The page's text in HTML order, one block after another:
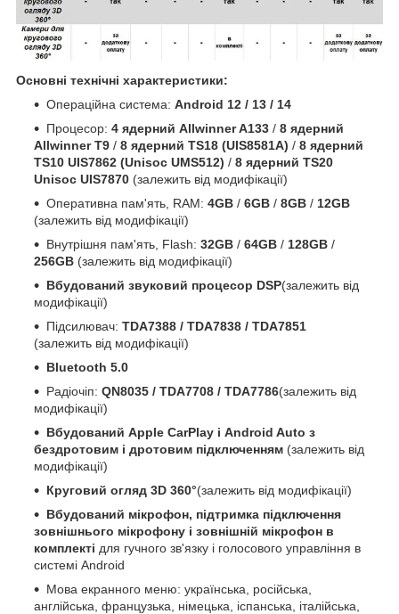
Основні технічні характеристики:
Операційна система: Android 12 / 13 / 14
Процесор: 4 ядерний Allwinner A133 / 8 ядерний
Allwinner T9 / 8 ядерний TS18 (UIS8581A) / 8 ядерний
TS10 UIS7862 (Unisoc UMS512) / 8 ядерний TS20
Unisoc UIS7870 (залежить від модифікації)
Оперативна пам'ять, RAM: 4GB / 6GB / 8GB / 12GB
(залежить від модифікації)
Внутрішня пам'ять, Flash: 32GB / 64GB / 128GB /
256GB (залежить від модифікації)
Вбудований звуковий процесор DSP(залежить від
модифікації)
Підсилювач: TDA7388 / TDA7838 / TDA7851
(залежить від модифікації)
Bluetooth 5.0
Радіочіп: QN8035 / TDA7708 / TDA7786(залежить від
модифікації)
Вбудований Apple CarPlay і Android Auto з
бездротовим і дротовим підключенням (залежить від
модифікації)
Круговий огляд 3D 360°(залежить від модифікації)
Вбудований мікрофон, підтримка підключення
зовнішнього мікрофону і зовнішній мікрофон в
комплекті для гучного зв'язку і голосового управління в
системі Android
Мова екранного меню: українська, російська,
англійська, французька, німецька, іспанська, італійська,